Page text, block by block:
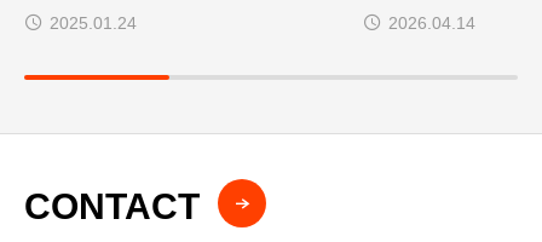
違いって、分かりますか？
2025.01.24
2026年度供給計画
2026.04.14
CONTACT